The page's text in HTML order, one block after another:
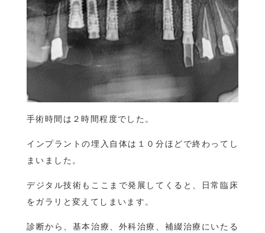
手術時間は２時間程度でした。
インプラントの埋入自体は１０分ほどで終わってし
まいました。
デジタル技術もここまで発展してくると、日常臨床
をガラリと変えてしまいます。
診断から、基本治療、外科治療、補綴治療にいたる